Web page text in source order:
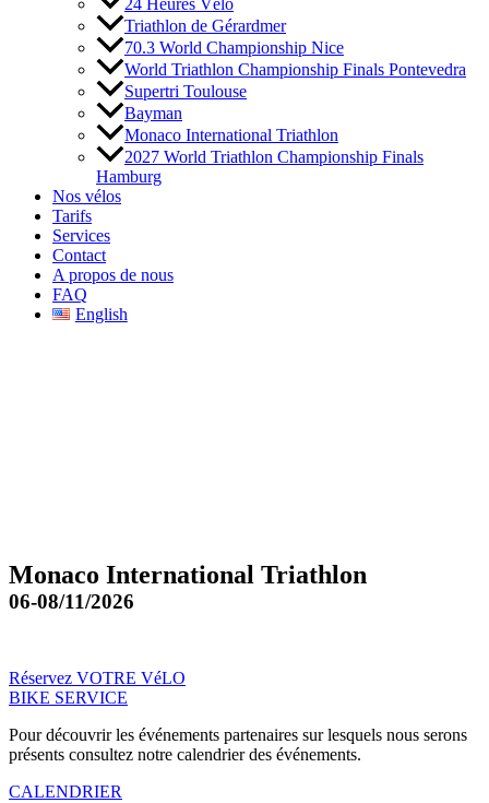
Triathlon de Gérardmer
70.3 World Championship Nice
World Triathlon Championship Finals Pontevedra
Supertri Toulouse
Bayman
Monaco International Triathlon
2027 World Triathlon Championship Finals
Hamburg
Nos vélos
Tarifs
Services
Contact
A propos de nous
FAQ
English
Monaco International Triathlon
06-08/11/2026
Réservez VOTRE VéLO
BIKE SERVICE
Pour découvrir les événements partenaires sur lesquels nous serons
présents consultez notre calendrier des événements.
CALENDRIER